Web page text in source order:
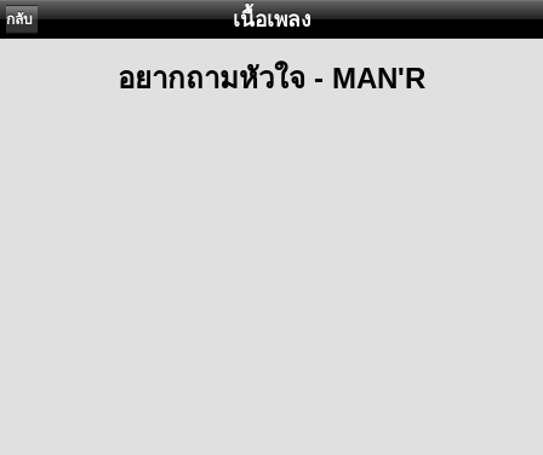
กลับ เนื้อเพลง
อยากถามหัวใจ - MAN'R